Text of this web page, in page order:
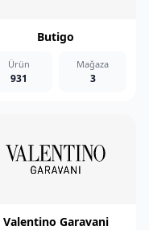
Butigo
Ürün
931
Mağaza
3
Valentino Garavani